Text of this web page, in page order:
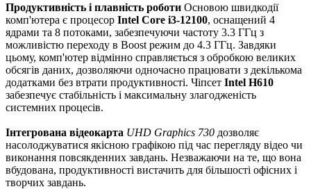
Продуктивність і плавність роботи Основою швидкодії
комп'ютера є процесор Intel Core i3-12100, оснащений 4
ядрами та 8 потоками, забезпечуючи частоту 3.3 ГГц з
можливістю переходу в Boost режим до 4.3 ГГц. Завдяки
цьому, комп'ютер відмінно справляється з обробкою великих
обсягів даних, дозволяючи одночасно працювати з декількома
додатками без втрати продуктивності. Чіпсет Intel H610
забезпечує стабільність і максимальну злагодженість
системних процесів.
Інтегрована відеокарта UHD Graphics 730 дозволяє
насолоджуватися якісною графікою під час перегляду відео чи
виконання повсякденних завдань. Незважаючи на те, що вона
вбудована, продуктивності вистачить для більшості офісних і
творчих завдань.